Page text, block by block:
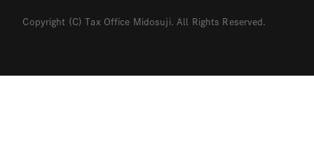
Copyright (C) Tax Office Midosuji. All Rights Reserved.